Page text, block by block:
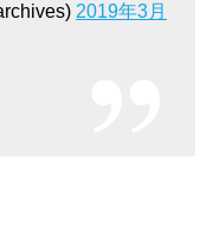
2019年3月